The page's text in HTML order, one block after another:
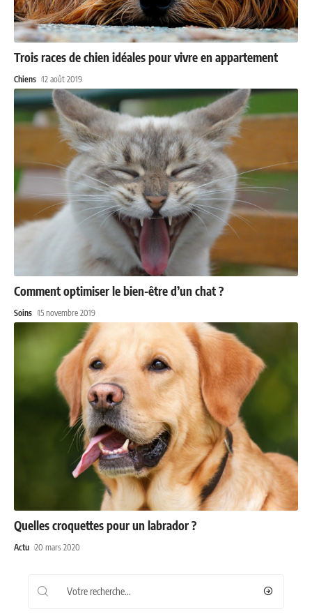
Trois races de chien idéales pour vivre en appartement
Chiens 12 août 2019
Comment optimiser le bien-être d’un chat ?
Soins 15 novembre 2019
Quelles croquettes pour un labrador ?
Actu 20 mars 2020